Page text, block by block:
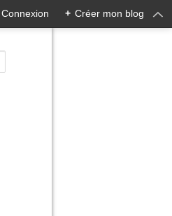
Connexion + Créer mon blog